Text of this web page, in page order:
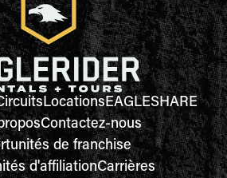
LocationsEAGLESHARE
Contactez-nous
de franchise
d'affiliationCarrières